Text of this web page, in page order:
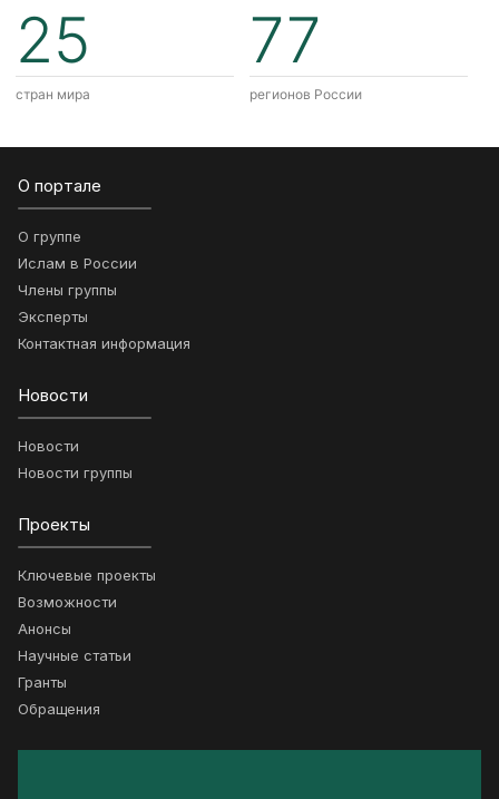
25
стран мира
77
регионов России
О портале
О группе
Ислам в России
Члены группы
Эксперты
Контактная информация
Новости
Новости
Новости группы
Проекты
Ключевые проекты
Возможности
Анонсы
Научные статьи
Гранты
Обращения